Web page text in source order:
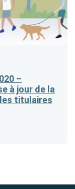
–
à jour de la
titulaires